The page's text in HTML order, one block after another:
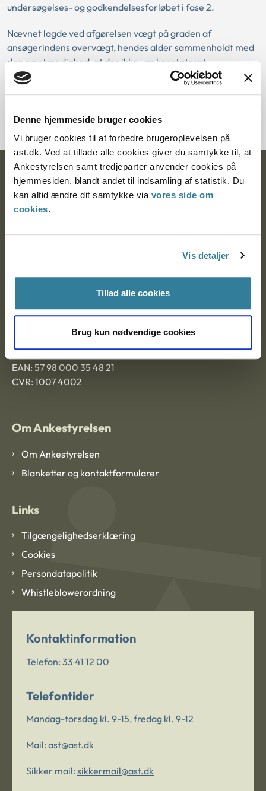
Denne hjemmeside bruger cookies
Vi bruger cookies til at forbedre brugeroplevelsen på
ast.dk. Ved at tillade alle cookies giver du samtykke til, at
Ankestyrelsen samt tredjeparter anvender cookies på
hjemmesiden, blandt andet til indsamling af statistik. Du
kan altid ændre dit samtykke via vores side om
cookies.
Vis detaljer
Tillad alle cookies
Brug kun nødvendige cookies
undersøgelses- og godkendelsesforløbet i fase 2.
Nævnet lagde ved afgørelsen vægt på graden af
ansøgerindens overvægt, hendes alder sammenholdt med
den omstændighed, at der ikke var konstateret
helbredsmæssige følger af overvægten. Nævnet fandt
for godkendelse.
Ankestyrelsen
Postadresse:
Ankestyrelsen Aalborg
EAN: 57 98 000 35 48 21
CVR: 1007 4002
Om Ankestyrelsen
Om Ankestyrelsen
Blanketter og kontaktformularer
Links
Tilgængelighedserklæring
Cookies
Persondatapolitik
Whistleblowerordning
Kontaktinformation
Telefon: 33 41 12 00
Telefontider
Mandag-torsdag kl. 9-15, fredag kl. 9-12
Mail: ast@ast.dk
Sikker mail: sikkermail@ast.dk